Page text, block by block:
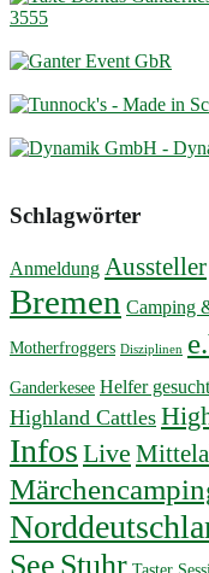
Schlagwörter
Anmeldung Aussteller
Bremen Camping
Motherfroggers Disziplinen
Ganderkesee Helfer gesucht
Highland Cattles
Infos Live
See Stuhr